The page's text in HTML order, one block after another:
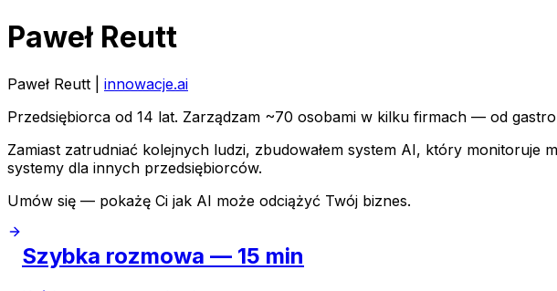
Paweł Reutt
Paweł Reutt | innowacje.ai
Przedsiębiorca od 14 lat. Zarządzam ~70 osobami w kilku firmach — od
Zamiast zatrudniać kolejnych ludzi, zbudowałem system AI, który monitoruje
systemy dla innych przedsiębiorców.
Umów się — pokażę Ci jak AI może odciążyć Twój biznes.
Szybka rozmowa — 15 min